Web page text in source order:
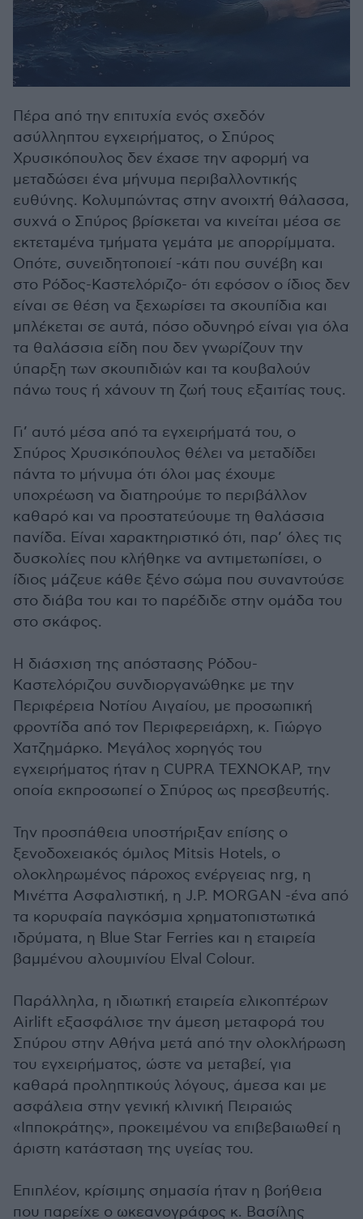
Πέρα από την επιτυχία ενός σχεδόν
ασύλληπτου εγχειρήματος, ο Σπύρος
Χρυσικόπουλος δεν έχασε την αφορμή να
μεταδώσει ένα μήνυμα περιβαλλοντικής
ευθύνης. Κολυμπώντας στην ανοιχτή θάλασσα,
συχνά ο Σπύρος βρίσκεται να κινείται μέσα σε
εκτεταμένα τμήματα γεμάτα με απορρίμματα.
Οπότε, συνειδητοποιεί -κάτι που συνέβη και
στο Ρόδος-Καστελόριζο- ότι εφόσον ο ίδιος δεν
είναι σε θέση να ξεχωρίσει τα σκουπίδια και
μπλέκεται σε αυτά, πόσο οδυνηρό είναι για όλα
τα θαλάσσια είδη που δεν γνωρίζουν την
ύπαρξη των σκουπιδιών και τα κουβαλούν
πάνω τους ή χάνουν τη ζωή τους εξαιτίας τους.
Γι’ αυτό μέσα από τα εγχειρήματά του, ο
Σπύρος Χρυσικόπουλος θέλει να μεταδίδει
πάντα το μήνυμα ότι όλοι μας έχουμε
υποχρέωση να διατηρούμε το περιβάλλον
καθαρό και να προστατεύουμε τη θαλάσσια
πανίδα. Είναι χαρακτηριστικό ότι, παρ’ όλες τις
δυσκολίες που κλήθηκε να αντιμετωπίσει, ο
ίδιος μάζευε κάθε ξένο σώμα που συναντούσε
στο διάβα του και το παρέδιδε στην ομάδα του
στο σκάφος.
Η διάσχιση της απόστασης Ρόδου-
Καστελόριζου συνδιοργανώθηκε με την
Περιφέρεια Νοτίου Αιγαίου, με προσωπική
φροντίδα από τον Περιφερειάρχη, κ. Γιώργο
Χατζημάρκο. Μεγάλος χορηγός του
εγχειρήματος ήταν η CUPRA ΤΕΧΝΟΚΑΡ, την
οποία εκπροσωπεί ο Σπύρος ως πρεσβευτής.
Την προσπάθεια υποστήριξαν επίσης ο
ξενοδοχειακός όμιλος Mitsis Hotels, ο
ολοκληρωμένος πάροχος ενέργειας nrg, η
Μινέττα Ασφαλιστική, η J.P. MORGAN -ένα από
τα κορυφαία παγκόσμια χρηματοπιστωτικά
ιδρύματα, η Blue Star Ferries και η εταιρεία
βαμμένου αλουμινίου Elval Colour.
Παράλληλα, η ιδιωτική εταιρεία ελικοπτέρων
Airlift εξασφάλισε την άμεση μεταφορά του
Σπύρου στην Αθήνα μετά από την ολοκλήρωση
του εγχειρήματος, ώστε να μεταβεί, για
καθαρά προληπτικούς λόγους, άμεσα και με
ασφάλεια στην γενική κλινική Πειραιώς
«Ιπποκράτης», προκειμένου να επιβεβαιωθεί η
άριστη κατάσταση της υγείας του.
Επιπλέον, κρίσιμης σημασία ήταν η βοήθεια
που παρείχε ο ωκεανογράφος κ. Βασίλης